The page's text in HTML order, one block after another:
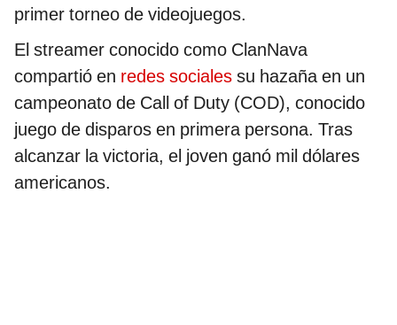
primer torneo de videojuegos.
El streamer conocido como ClanNava
compartió en redes sociales su hazaña en un
campeonato de Call of Duty (COD), conocido
juego de disparos en primera persona. Tras
alcanzar la victoria, el joven ganó mil dólares
americanos.